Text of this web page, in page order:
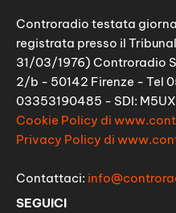
Controradio testata
registrata presso il
31/03/1976) Controradio
2/b - 50142 Firenze - Tel
03353190485 - SDI:
Cookie Policy di
Privacy Policy di
Contattaci:
SEGUICI